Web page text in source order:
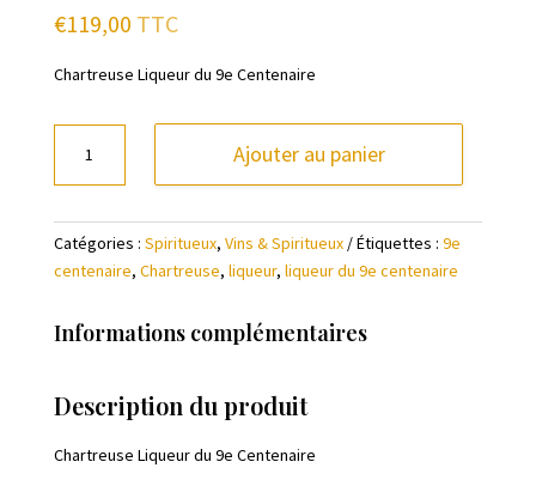
€119,00 TTC
Chartreuse Liqueur du 9e Centenaire
Chartreuse
Liqueur
du
9e
Ajouter au panier
Catégories : Spiritueux, Vins & Spiritueux Étiquettes : 9e
centenaire, Chartreuse, liqueur, liqueur du 9e centenaire
Informations complémentaires
Description du produit
Chartreuse Liqueur du 9e Centenaire